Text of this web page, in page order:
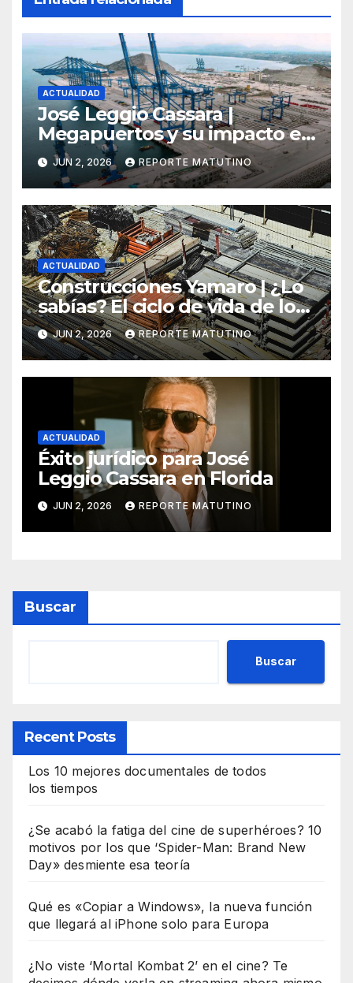
ACTUALIDAD
José Leggio Cassara |
Megapuertos y su impacto en
el turismo y el comercio
global
JUN 2, 2026 REPORTE MATUTINO
ACTUALIDAD
Construcciones Yamaro | ¿Lo
sabías? El ciclo de vida de los
materiales de construcción
revoluciona eficiencia en
proyectos modernos
JUN 2, 2026 REPORTE MATUTINO
ACTUALIDAD
Éxito jurídico para José
Leggio Cassara en Florida
JUN 2, 2026 REPORTE MATUTINO
Buscar
Buscar
Recent Posts
Los 10 mejores documentales de todos
los tiempos
¿Se acabó la fatiga del cine de superhéroes? 10
motivos por los que ‘Spider-Man: Brand New
Day» desmiente esa teoría
Qué es «Copiar a Windows», la nueva función
que llegará al iPhone solo para Europa
¿No viste ‘Mortal Kombat 2’ en el cine? Te